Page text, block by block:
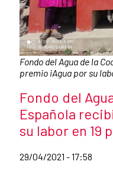
Caption:
Fondo del Agua de la
premio iAgua por su
News title
Fondo del
Española
su labor en 19
Date of publication of
29/04/2021 - 17:58